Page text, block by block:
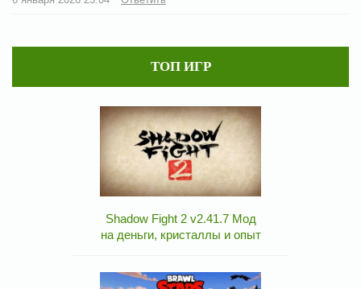
ТОП ИГР
Shadow Fight 2 v2.41.7 Мод
на деньги, кристаллы и опыт